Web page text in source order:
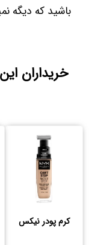
باشید که دیگه
خریداران
کرم پودر نیکس